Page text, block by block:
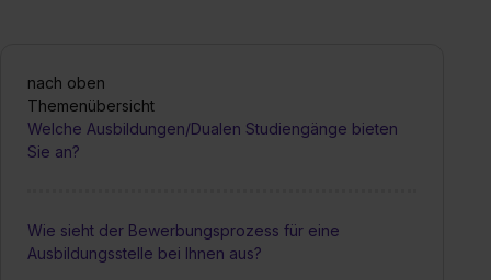
nach oben
Themenübersicht
Welche Ausbildungen/Dualen Studiengänge bieten
Sie an?
Wie sieht der Bewerbungsprozess für eine
Ausbildungsstelle bei Ihnen aus?